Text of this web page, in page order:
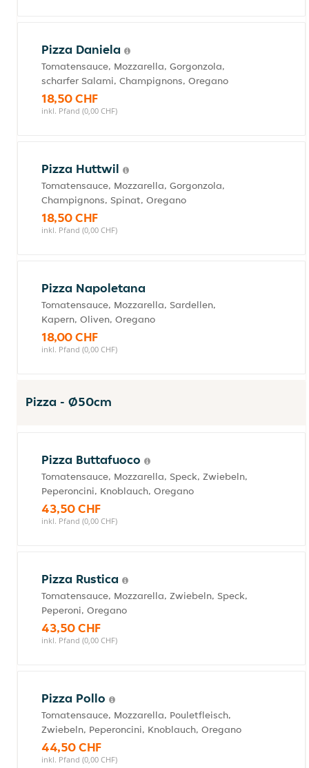
Pizza Daniela
Tomatensauce, Mozzarella, Gorgonzola,
scharfer Salami, Champignons, Oregano
18,50 CHF
inkl. Pfand (0,00 CHF)
Pizza Huttwil
Tomatensauce, Mozzarella, Gorgonzola,
Champignons, Spinat, Oregano
18,50 CHF
inkl. Pfand (0,00 CHF)
Pizza Napoletana
Tomatensauce, Mozzarella, Sardellen,
Kapern, Oliven, Oregano
18,00 CHF
inkl. Pfand (0,00 CHF)
Pizza - Ø50cm
Pizza Buttafuoco
Tomatensauce, Mozzarella, Speck, Zwiebeln,
Peperoncini, Knoblauch, Oregano
43,50 CHF
inkl. Pfand (0,00 CHF)
Pizza Rustica
Tomatensauce, Mozzarella, Zwiebeln, Speck,
Peperoni, Oregano
43,50 CHF
inkl. Pfand (0,00 CHF)
Pizza Pollo
Tomatensauce, Mozzarella, Pouletfleisch,
Zwiebeln, Peperoncini, Knoblauch, Oregano
44,50 CHF
inkl. Pfand (0,00 CHF)